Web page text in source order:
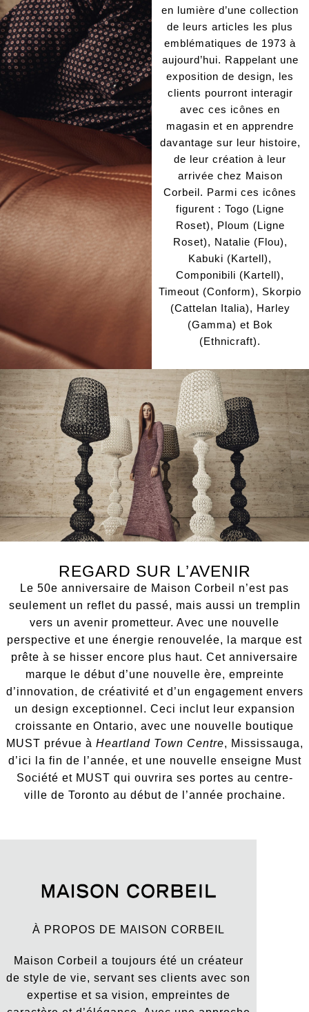
en lumière d’une collection
de leurs articles les plus
emblématiques de 1973 à
aujourd’hui. Rappelant une
exposition de design, les
clients pourront interagir
avec ces icônes en
magasin et en apprendre
davantage sur leur histoire,
de leur création à leur
arrivée chez Maison
Corbeil. Parmi ces icônes
figurent : Togo (Ligne
Roset), Ploum (Ligne
Roset), Natalie (Flou),
Kabuki (Kartell),
Componibili (Kartell),
Timeout (Conform), Skorpio
(Cattelan Italia), Harley
(Gamma) et Bok
(Ethnicraft).
REGARD SUR L’AVENIR
Le 50e anniversaire de Maison Corbeil n’est pas
seulement un reflet du passé, mais aussi un tremplin
vers un avenir prometteur. Avec une nouvelle
perspective et une énergie renouvelée, la marque est
prête à se hisser encore plus haut. Cet anniversaire
marque le début d’une nouvelle ère, empreinte
d’innovation, de créativité et d’un engagement envers
un design exceptionnel. Ceci inclut leur expansion
croissante en Ontario, avec une nouvelle boutique
MUST prévue à Heartland Town Centre, Mississauga,
d’ici la fin de l’année, et une nouvelle enseigne Must
Société et MUST qui ouvrira ses portes au centre-
ville de Toronto au début de l’année prochaine.
À PROPOS DE MAISON CORBEIL
Maison Corbeil a toujours été un créateur
de style de vie, servant ses clients avec son
expertise et sa vision, empreintes de